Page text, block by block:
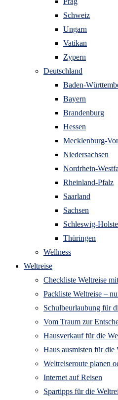
Schweiz
Ungarn
Vatikan
Zypern
Deutschland
Baden-
Bayern
Brandenburg
Hessen
Mecklenburg-
Niedersachsen
Nordrhein-
Rheinland-Pfalz
Saarland
Sachsen
Schleswig-
Thüringen
Wellness
Weltreise
Checkliste Weltreise
Packliste Weltreise –
Schulbeurlaubung für
Vom Traum zur
Hausverkauf für die
Haus ausmisten für die
Weltreiseroute planen
Internet auf Reisen
Spartipps für die